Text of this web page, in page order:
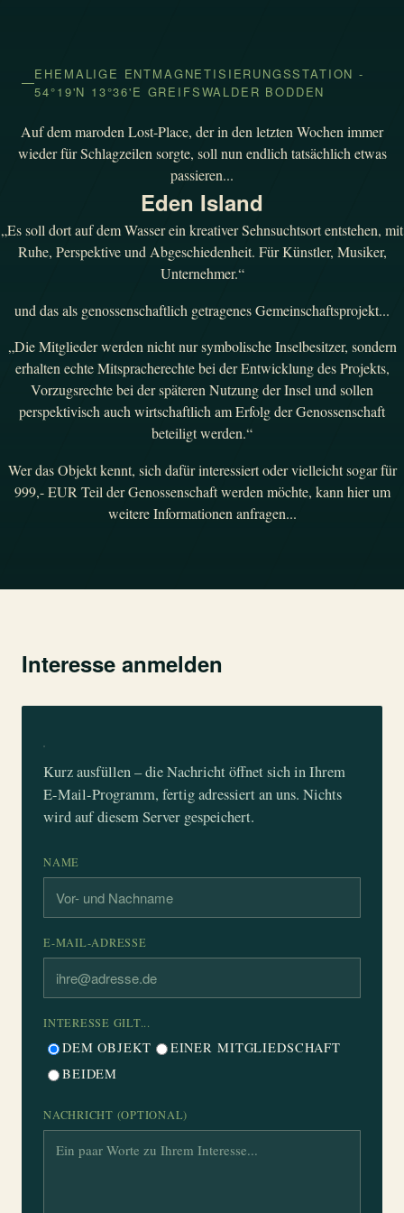
EHEMALIGE ENTMAGNETISIERUNGSSTATION -
54°19'N 13°36'E GREIFSWALDER BODDEN
Auf dem maroden Lost-Place, der in den letzten Wochen immer
wieder für Schlagzeilen sorgte, soll nun endlich tatsächlich etwas
passieren...
Eden Island
„Es soll dort auf dem Wasser ein kreativer Sehnsuchtsort entstehen, mit
Ruhe, Perspektive und Abgeschiedenheit. Für Künstler, Musiker,
Unternehmer.“
und das als genossenschaftlich getragenes Gemeinschaftsprojekt...
„Die Mitglieder werden nicht nur symbolische Inselbesitzer, sondern
erhalten echte Mitspracherechte bei der Entwicklung des Projekts,
Vorzugsrechte bei der späteren Nutzung der Insel und sollen
perspektivisch auch wirtschaftlich am Erfolg der Genossenschaft
beteiligt werden.“
Wer das Objekt kennt, sich dafür interessiert oder vielleicht sogar für
999,- EUR Teil der Genossenschaft werden möchte, kann hier um
weitere Informationen anfragen...
Interesse anmelden
Kurz ausfüllen – die Nachricht öffnet sich in Ihrem
E-Mail-Programm, fertig adressiert an uns. Nichts
wird auf diesem Server gespeichert.
NAME
E-MAIL-ADRESSE
INTERESSE GILT...
DEM OBJEKT
EINER MITGLIEDSCHAFT
BEIDEM
NACHRICHT (OPTIONAL)